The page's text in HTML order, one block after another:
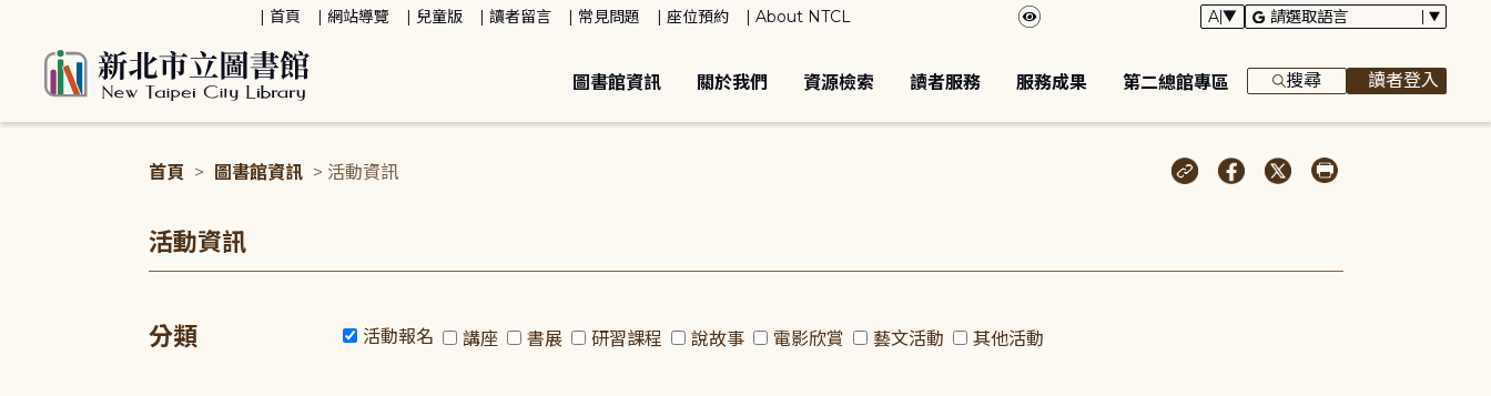
首頁 網站導覽 兒童版 讀者留言 常見問題 座位預約 About NTCL
圖書館資訊 關於我們 資源檢索 讀者服務 服務成果 第二總館專區 搜尋 讀者登入
首頁 > 圖書館資訊 > 活動資訊
活動資訊
分類 活動報名 講座 書展 研習課程 說故事 電影欣賞 藝文活動 其他活動